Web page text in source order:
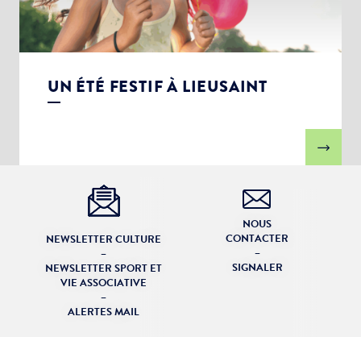
UN ÉTÉ FESTIF À LIEUSAINT
NEWSLETTER CULTURE
–
NEWSLETTER SPORT ET
VIE ASSOCIATIVE
–
ALERTES MAIL
NOUS
CONTACTER
–
SIGNALER